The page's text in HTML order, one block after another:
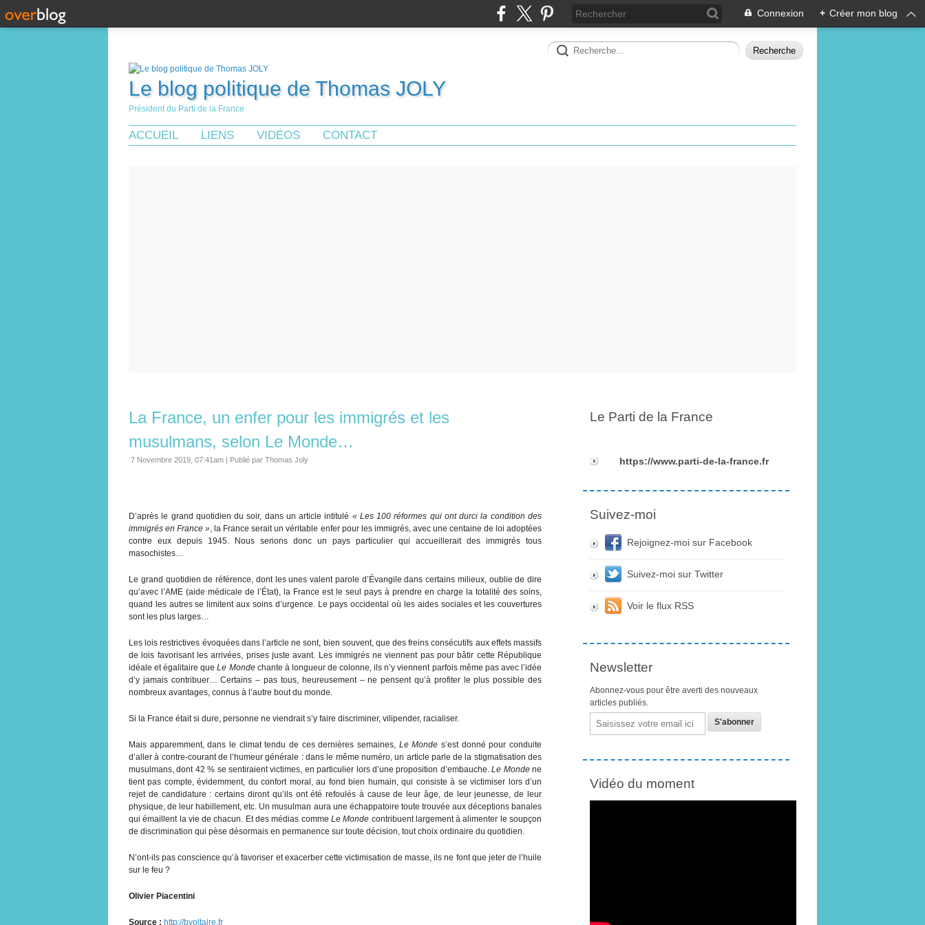
Connexion + Créer mon blog
Le blog politique de Thomas JOLY
Président du Parti de la France
ACCUEIL LIENS VIDÉOS CONTACT
La France, un enfer pour les immigrés et les
musulmans, selon Le Monde…
7 Novembre 2019, 07:41am | Publié par Thomas Joly
D’après le grand quotidien du soir, dans un article intitulé « Les 100 réformes qui ont durci la condition des
immigrés en France », la France serait un véritable enfer pour les immigrés, avec une centaine de loi adoptées
contre eux depuis 1945. Nous serions donc un pays particulier qui accueillerait des immigrés tous
masochistes…
Le grand quotidien de référence, dont les unes valent parole d’Évangile dans certains milieux, oublie de dire
qu’avec l’AME (aide médicale de l’État), la France est le seul pays à prendre en charge la totalité des soins,
quand les autres se limitent aux soins d’urgence. Le pays occidental où les aides sociales et les couvertures
sont les plus larges…
Les lois restrictives évoquées dans l’article ne sont, bien souvent, que des freins consécutifs aux effets massifs
de lois favorisant les arrivées, prises juste avant. Les immigrés ne viennent pas pour bâtir cette République
idéale et égalitaire queLe Mondechante à longueur de colonne, ils n’y viennent parfois même pas avec l’idée
d’y jamais contribuer… Certains – pas tous, heureusement – ne pensent qu’à profiter le plus possible des
nombreux avantages, connus à l’autre bout du monde.
Si la France était si dure, personne ne viendrait s’y faire discriminer, vilipender, racialiser.
Mais apparemment, dans le climat tendu de ces dernières semaines, Le Monde s’est donné pour conduite
d’aller à contre-courant de l’humeur générale : dans le même numéro, un article parle de la stigmatisation des
musulmans, dont 42 % se sentiraient victimes, en particulier lors d’une proposition d’embauche.Le Mondene
tient pas compte, évidemment, du confort moral, au fond bien humain, qui consiste à se victimiser lors d’un
rejet de candidature : certains diront qu’ils ont été refoulés à cause de leur âge, de leur jeunesse, de leur
physique, de leur habillement, etc. Un musulman aura une échappatoire toute trouvée aux déceptions banales
qui émaillent la vie de chacun. Et des médias comme Le Monde contribuent largement à alimenter le soupçon
de discrimination qui pèse désormais en permanence sur toute décision, tout choix ordinaire du quotidien.
N’ont-ils pas conscience qu’à favoriser et exacerber cette victimisation de masse, ils ne font que jeter de l’huile
sur le feu ?
Olivier Piacentini
Source : http://bvoltaire.fr
Le Parti de la France
https://www.parti-de-la-france.fr
Suivez-moi
Rejoignez-moi sur Facebook
Suivez-moi sur Twitter
Voir le flux RSS
Newsletter
Abonnez-vous pour être averti des nouveaux
articles publiés.
Email
Vidéo du moment